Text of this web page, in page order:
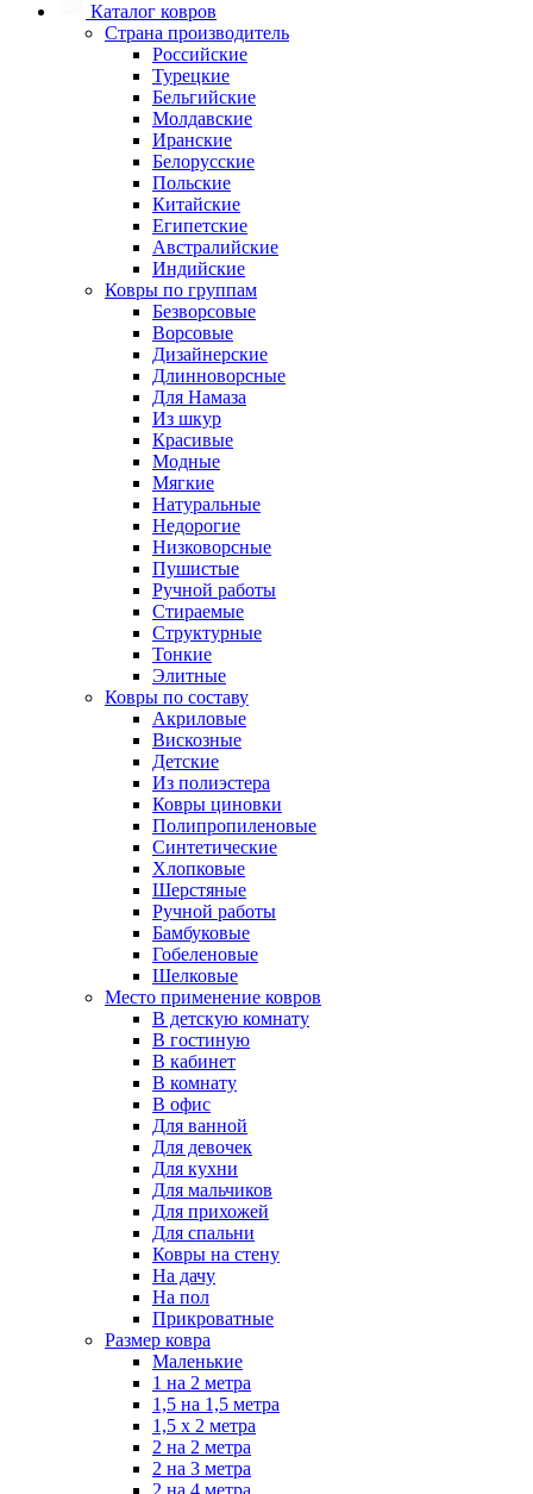
Каталог ковров
Страна производитель
Российские
Турецкие
Бельгийские
Молдавские
Иранские
Белорусские
Польские
Китайские
Египетские
Австралийские
Индийские
Ковры по группам
Безворсовые
Ворсовые
Дизайнерские
Длинноворсные
Для Намаза
Из шкур
Красивые
Модные
Мягкие
Натуральные
Недорогие
Низковорсные
Пушистые
Ручной работы
Стираемые
Структурные
Тонкие
Элитные
Ковры по составу
Акриловые
Вискозные
Детские
Из полиэстера
Ковры циновки
Полипропиленовые
Синтетические
Хлопковые
Шерстяные
Ручной работы
Бамбуковые
Гобеленовые
Шелковые
Место применение ковров
В детскую комнату
В гостиную
В кабинет
В комнату
В офис
Для ванной
Для девочек
Для кухни
Для мальчиков
Для прихожей
Для спальни
Ковры на стену
На дачу
На пол
Прикроватные
Размер ковра
Маленькие
1 на 2 метра
1,5 на 1,5 метра
1,5 х 2 метра
2 на 2 метра
2 на 3 метра
2 на 4 метра